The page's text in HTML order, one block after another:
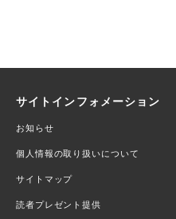
サイトインフォメーション
お知らせ
個人情報の取り扱いについて
サイトマップ
読者プレゼント提供